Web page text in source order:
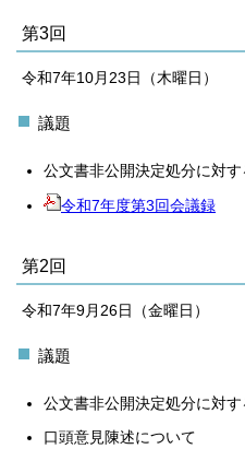
第3回
令和7年10月23日（木曜日）
議題
公文書非公開決定処分に対
令和7年度第3回会議録
第2回
令和7年9月26日（金曜日）
議題
公文書非公開決定処分に対
口頭意見陳述について